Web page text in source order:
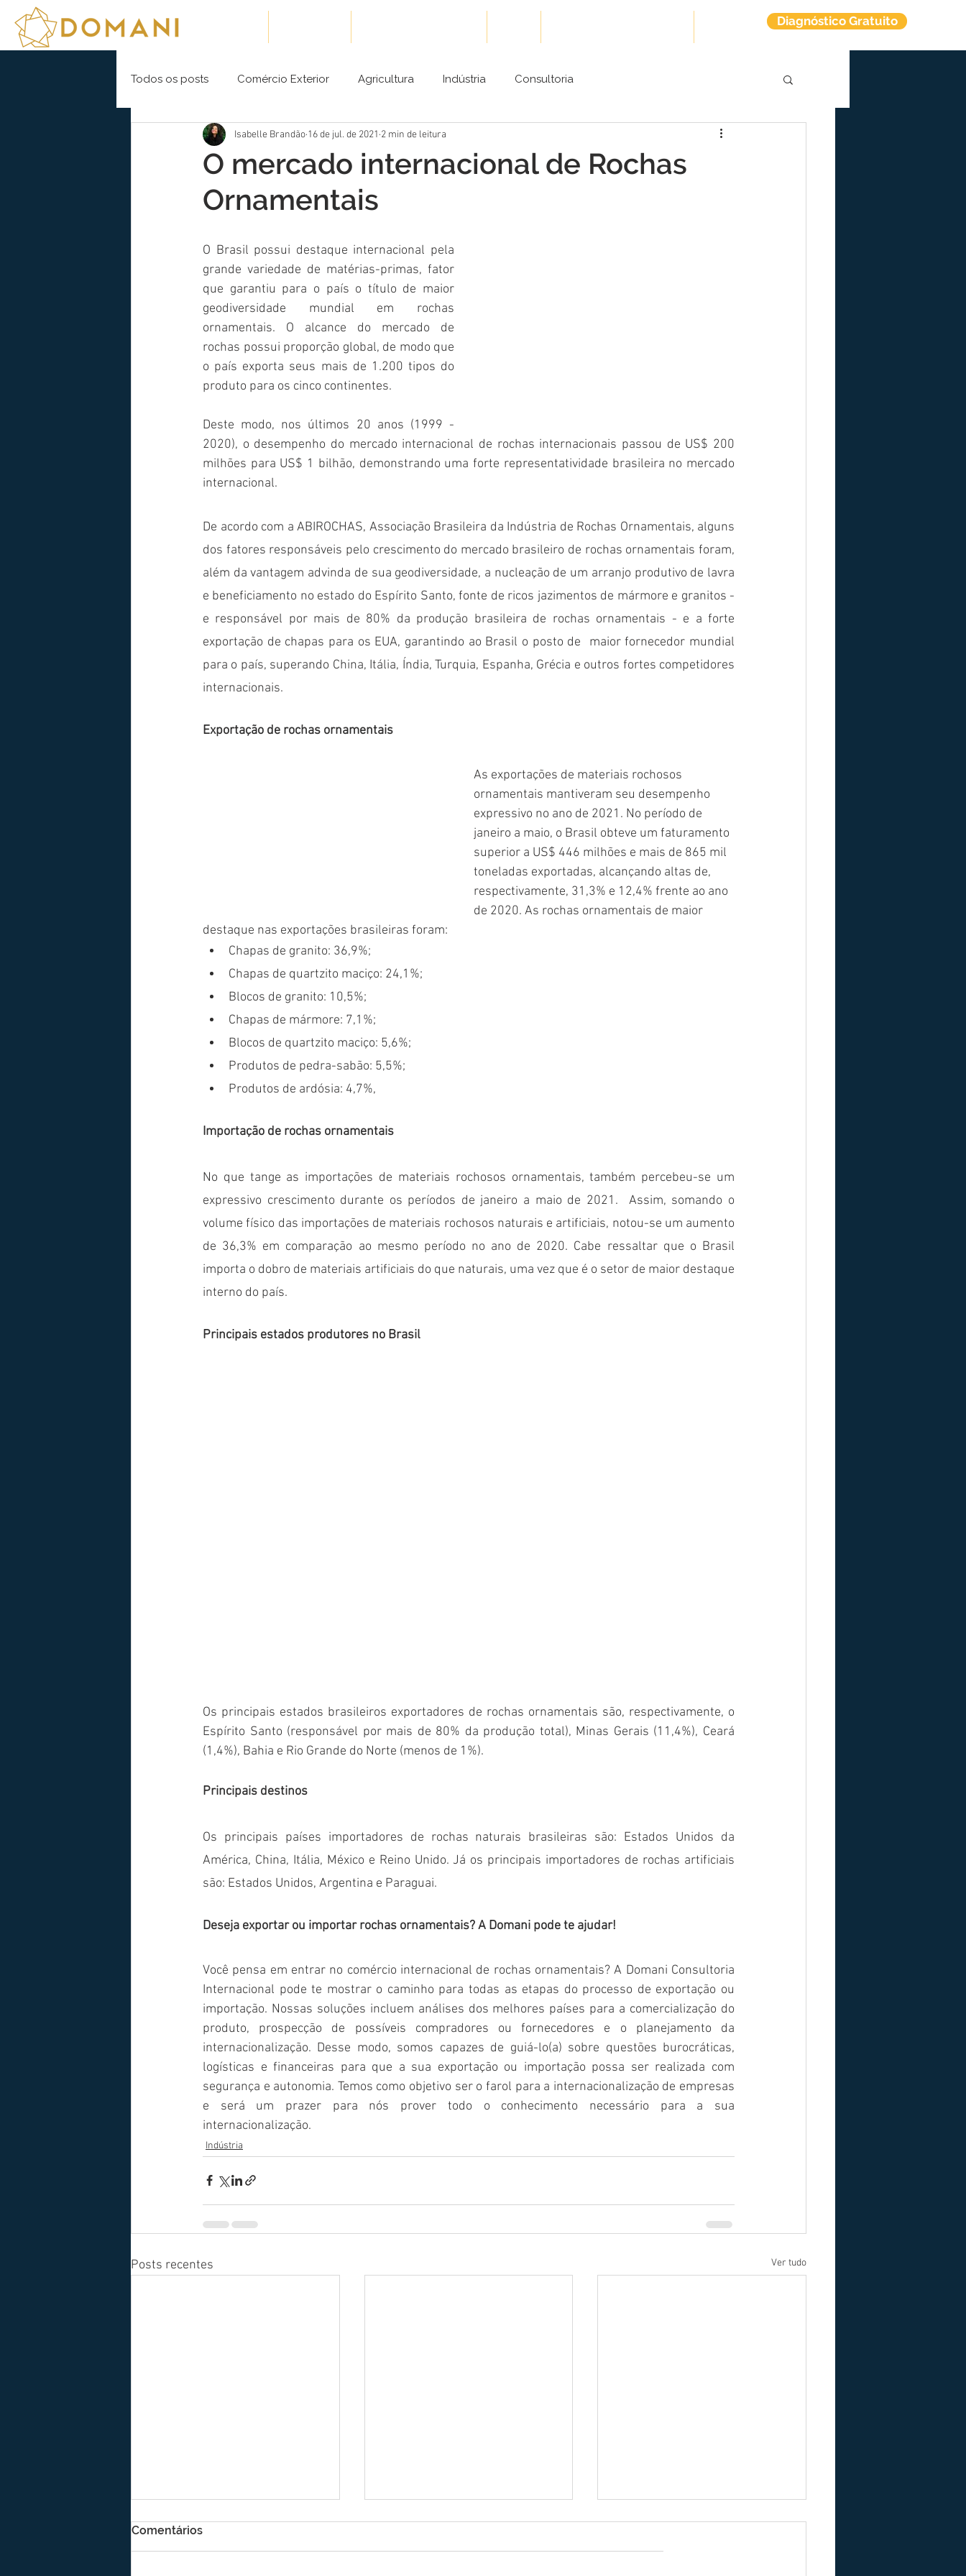
Diagnóstico Gratuito
Todos os posts Comércio Exterior Agricultura Indústria Consultoria
O mercado internacional de Rochas
Ornamentais
Isabelle Brandão 16 de jul. de 2021 2 min de leitura
O Brasil possui destaque internacional pela
grande variedade de matérias-primas, fator
que garantiu para o país o título de maior
geodiversidade mundial em rochas
ornamentais. O alcance do mercado de
rochas possui proporção global, de modo que
o país exporta seus mais de 1.200 tipos do
produto para os cinco continentes.
Deste modo, nos últimos 20 anos (1999 -
2020), o desempenho do mercado internacional de rochas internacionais passou de US$ 200
milhões para US$ 1 bilhão, demonstrando uma forte representatividade brasileira no mercado
internacional.
De acordo com a ABIROCHAS, Associação Brasileira da Indústria de Rochas Ornamentais, alguns
dos fatores responsáveis pelo crescimento do mercado brasileiro de rochas ornamentais foram,
além da vantagem advinda de sua geodiversidade, a nucleação de um arranjo produtivo de lavra
e beneficiamento no estado do Espírito Santo, fonte de ricos jazimentos de mármore e granitos -
e responsável por mais de 80% da produção brasileira de rochas ornamentais - e a forte
exportação de chapas para os EUA, garantindo ao Brasil o posto de  maior fornecedor mundial
para o país, superando China, Itália, Índia, Turquia, Espanha, Grécia e outros fortes competidores
internacionais.
Exportação de rochas ornamentais
As exportações de materiais rochosos
ornamentais mantiveram seu desempenho
expressivo no ano de 2021. No período de
janeiro a maio, o Brasil obteve um faturamento
superior a US$ 446 milhões e mais de 865 mil
toneladas exportadas, alcançando altas de,
respectivamente, 31,3% e 12,4% frente ao ano
de 2020. As rochas ornamentais de maior
destaque nas exportações brasileiras foram:
Chapas de granito: 36,9%;
Chapas de quartzito maciço: 24,1%;
Blocos de granito: 10,5%;
Chapas de mármore: 7,1%;
Blocos de quartzito maciço: 5,6%;
Produtos de pedra-sabão: 5,5%;
Produtos de ardósia: 4,7%,
Importação de rochas ornamentais
No que tange as importações de materiais rochosos ornamentais, também percebeu-se um
expressivo crescimento durante os períodos de janeiro a maio de 2021.  Assim, somando o
volume físico das importações de materiais rochosos naturais e artificiais, notou-se um aumento
de 36,3% em comparação ao mesmo período no ano de 2020. Cabe ressaltar que o Brasil
importa o dobro de materiais artificiais do que naturais, uma vez que é o setor de maior destaque
interno do país.
Principais estados produtores no Brasil
Os principais estados brasileiros exportadores de rochas ornamentais são, respectivamente, o
Espírito Santo (responsável por mais de 80% da produção total), Minas Gerais (11,4%), Ceará
(1,4%), Bahia e Rio Grande do Norte (menos de 1%).
Principais destinos
Os principais países importadores de rochas naturais brasileiras são: Estados Unidos da
América, China, Itália, México e Reino Unido. Já os principais importadores de rochas artificiais
são: Estados Unidos, Argentina e Paraguai.
Deseja exportar ou importar rochas ornamentais? A Domani pode te ajudar!
Você pensa em entrar no comércio internacional de rochas ornamentais? A Domani Consultoria
Internacional pode te mostrar o caminho para todas as etapas do processo de exportação ou
importação. Nossas soluções incluem análises dos melhores países para a comercialização do
produto, prospecção de possíveis compradores ou fornecedores e o planejamento da
internacionalização. Desse modo, somos capazes de guiá-lo(a) sobre questões burocráticas,
logísticas e financeiras para que a sua exportação ou importação possa ser realizada com
segurança e autonomia. Temos como objetivo ser o farol para a internacionalização de empresas
e será um prazer para nós prover todo o conhecimento necessário para a sua
internacionalização.
Indústria
Posts recentes Ver tudo
Comentários